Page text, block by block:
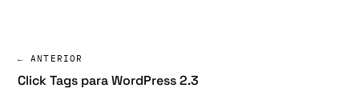
← ANTERIOR
Click Tags para WordPress 2.3